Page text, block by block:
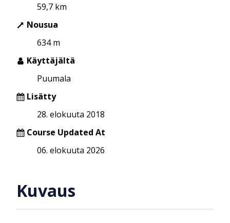
59,7 km
Nousua
634 m
Käyttäjältä
Puumala
Lisätty
28. elokuuta 2018
Course Updated At
06. elokuuta 2026
Kuvaus